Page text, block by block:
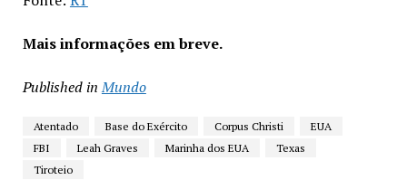
Mais informações em breve.
Published in Mundo
Atentado Base do Exército Corpus Christi
EUA
FBI
Leah Graves Marinha dos EUA
Texas
Tiroteio